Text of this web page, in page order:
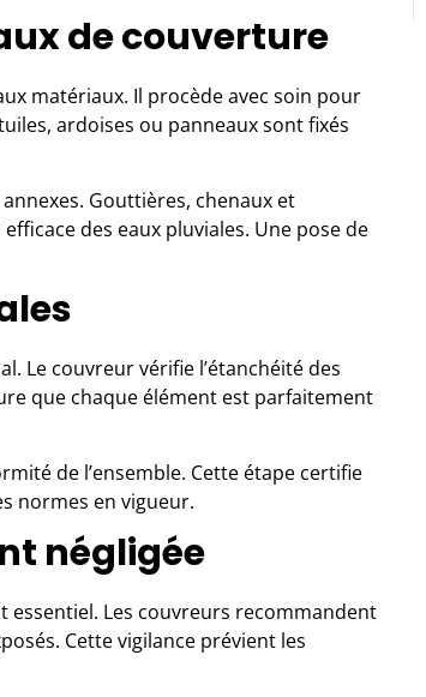
de couverture
matériaux. Il procède avec soin pour
ardoises ou panneaux sont fixés
Gouttières, chenaux et
des eaux pluviales. Une pose de
Le couvreur vérifie l’étanchéité des
que chaque élément est parfaitement
de l’ensemble. Cette étape certifie
normes en vigueur.
négligée
essentiel. Les couvreurs recommandent
Cette vigilance prévient les